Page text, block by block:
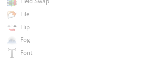
File
Flip
Fog
Font